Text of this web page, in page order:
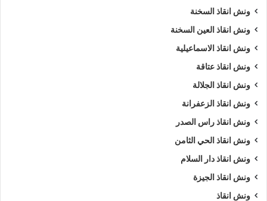
ونش انقاذ السخنة
ونش انقاذ العين السخنة
ونش انقاذ الاسماعيلية
ونش انقاذ عتاقة
ونش انقاذ الجلالة
ونش انقاذ الزعفرانة
ونش انقاذ راس الصدر
ونش انقاذ الحي الثامن
ونش انقاذ دار السلام
ونش انقاذ الجيزة
ونش انقاذ